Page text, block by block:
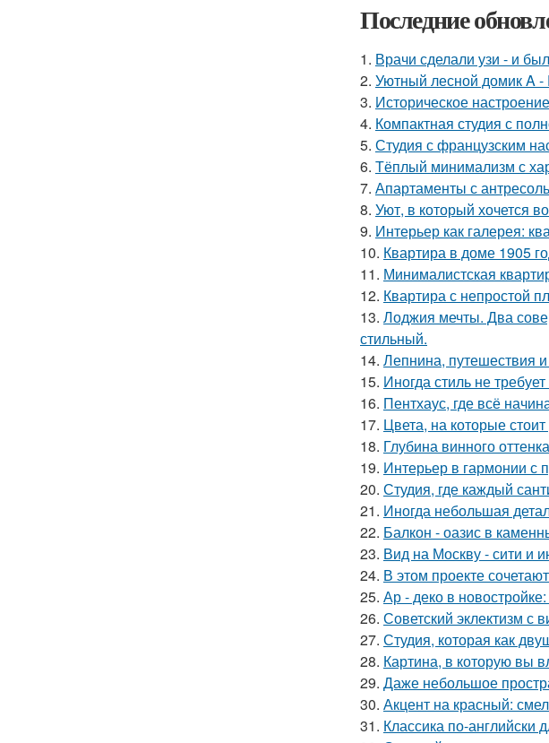
Последние
1. Врачи сделали узи - и
2. Уютный лесной домик A
3. Историческое
4. Компактная студия с
5. Студия с французским
6. Тёплый минимализм с
7. Апартаменты с
8. Уют, в который хочется
9. Интерьер как галерея:
10. Квартира в доме 1905
11. Минималистская
12. Квартира с непростой
13. Лоджия мечты. Два
стильный.
14. Лепнина, путешествия
15. Иногда стиль не
16. Пентхаус, где всё
17. Цвета, на которые
18. Глубина винного
19. Интерьер в гармонии с
20. Студия, где каждый
21. Иногда небольшая
22. Балкон - оазис в
23. Вид на Москву - сити и
24. В этом проекте
25. Ар - деко в
26. Советский эклектизм с
27. Студия, которая как
28. Картина, в которую вы
29. Даже небольшое
30. Акцент на красный:
31. Классика по-английски